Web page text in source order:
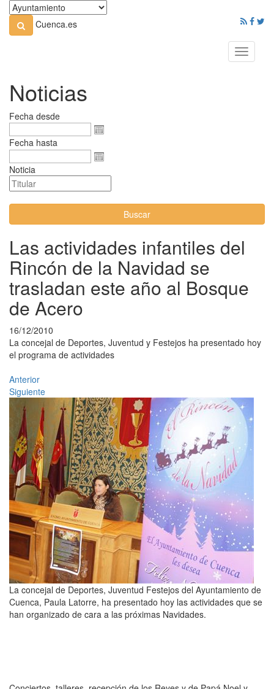
Cuenca.es
Toggle
Noticias
Fecha desde
Fecha hasta
Noticia
Buscar
Las actividades infantiles del
Rincón de la Navidad se
trasladan este año al Bosque
de Acero
16/12/2010
La concejal de Deportes, Juventud y Festejos ha presentado hoy
el programa de actividades
Anterior
Siguiente
La concejal de Deportes, Juventud Festejos del Ayuntamiento de
Cuenca, Paula Latorre, ha presentado hoy las actividades que se
han organizado de cara a las próximas Navidades.